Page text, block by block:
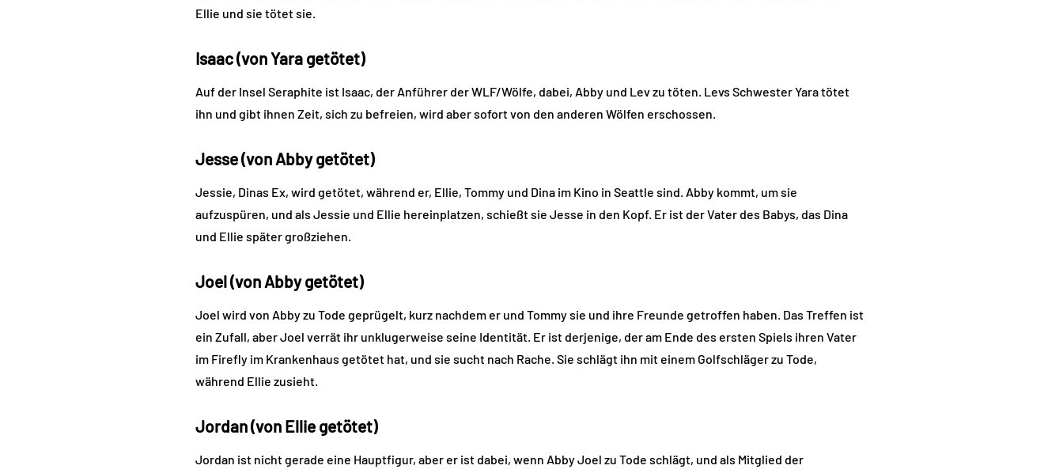
Ellie und sie tötet sie.
Isaac (von Yara getötet)
Auf der Insel Seraphite ist Isaac, der Anführer der WLF/Wölfe, dabei, Abby und Lev zu töten. Levs Schwester Yara tötet
ihn und gibt ihnen Zeit, sich zu befreien, wird aber sofort von den anderen Wölfen erschossen.
Jesse (von Abby getötet)
Jessie, Dinas Ex, wird getötet, während er, Ellie, Tommy und Dina im Kino in Seattle sind. Abby kommt, um sie
aufzuspüren, und als Jessie und Ellie hereinplatzen, schießt sie Jesse in den Kopf. Er ist der Vater des Babys, das Dina
und Ellie später großziehen.
Joel (von Abby getötet)
Joel wird von Abby zu Tode geprügelt, kurz nachdem er und Tommy sie und ihre Freunde getroffen haben. Das Treffen ist
ein Zufall, aber Joel verrät ihr unklugerweise seine Identität. Er ist derjenige, der am Ende des ersten Spiels ihren Vater
im Firefly im Krankenhaus getötet hat, und sie sucht nach Rache. Sie schlägt ihn mit einem Golfschläger zu Tode,
während Ellie zusieht.
Jordan (von Ellie getötet)
Jordan ist nicht gerade eine Hauptfigur, aber er ist dabei, wenn Abby Joel zu Tode schlägt, und als Mitglied der